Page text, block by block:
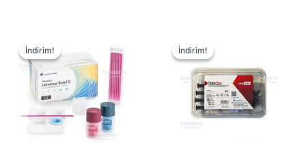
İndirim!
İndirim! İndirim!
İndirim!